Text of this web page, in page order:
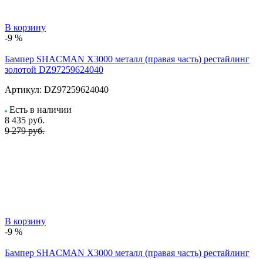
В корзину
-9 %
Бампер SHACMAN X3000 металл (правая часть) рестайлинг
золотой DZ97259624040
Артикул: DZ97259624040
Есть в наличии
8 435 руб.
9 279 руб.
В корзину
-9 %
Бампер SHACMAN X3000 металл (правая часть) рестайлинг